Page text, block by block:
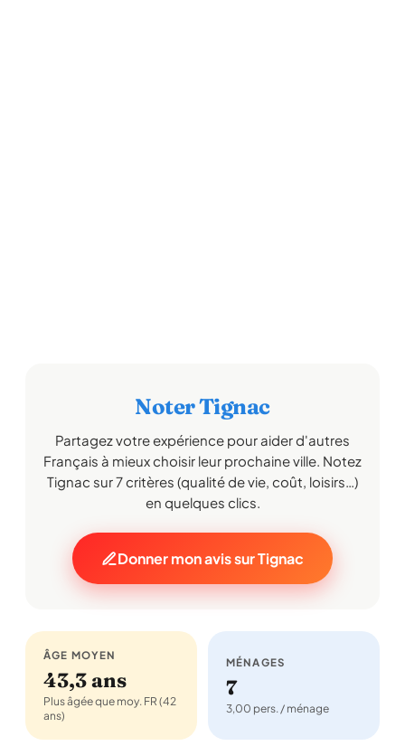
Noter Tignac
Partagez votre expérience pour aider d'autres
Français à mieux choisir leur prochaine ville. Notez
Tignac sur 7 critères (qualité de vie, coût, loisirs…)
en quelques clics.
Donner mon avis sur Tignac
ÂGE MOYEN
43,3 ans
Plus âgée que moy. FR (42
ans)
MÉNAGES
7
3,00 pers. / ménage